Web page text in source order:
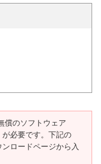
償のソフトウェア
必要です。下記の
ロードページから入